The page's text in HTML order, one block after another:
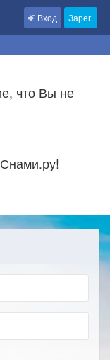
Вход Зарег.
что Вы не